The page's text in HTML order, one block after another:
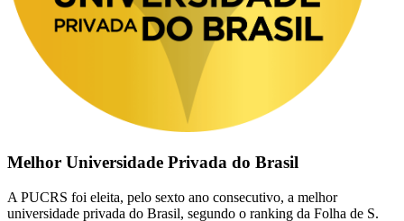
Melhor Universidade Privada do Brasil
A PUCRS foi eleita, pelo sexto ano consecutivo, a melhor
universidade privada do Brasil, segundo o ranking da Folha de S.